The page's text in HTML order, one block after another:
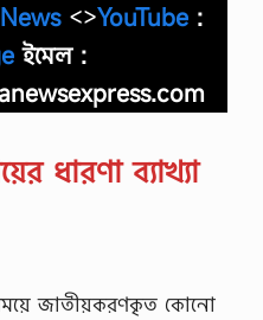
<>YouTube :
ইমেল :
ধারণা ব্যাখ্যা
সময়ে জাতীয়করণকৃত কোনো